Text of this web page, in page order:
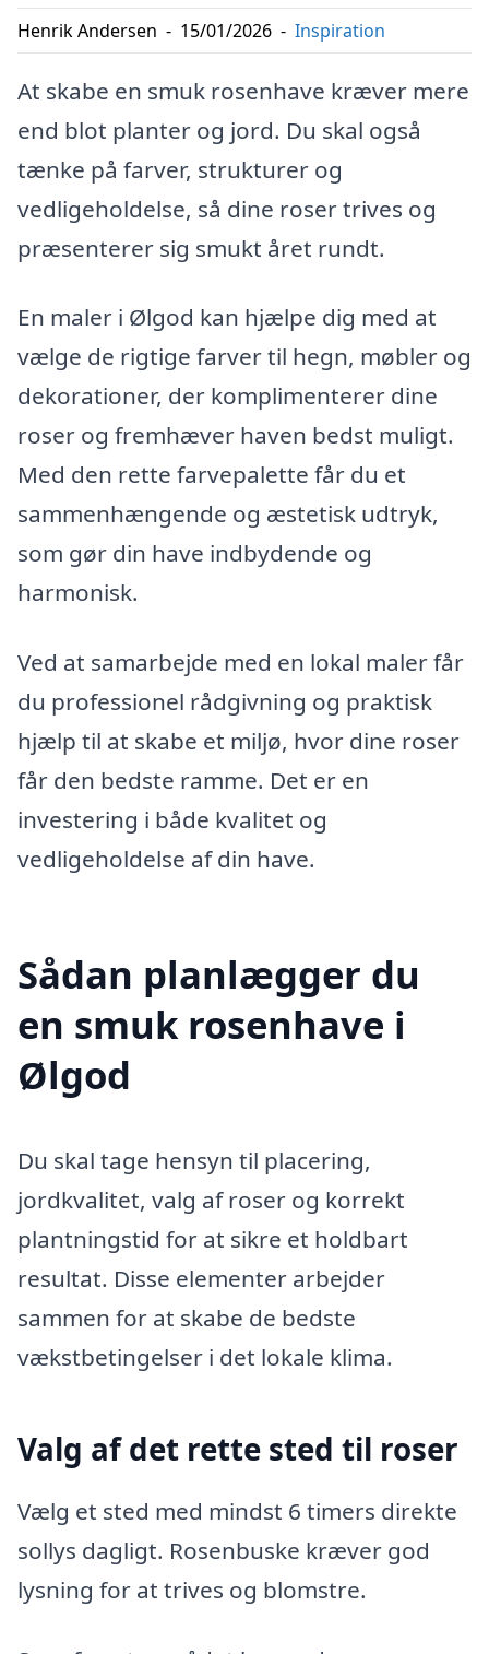
Henrik Andersen - 15/01/2026 - Inspiration
At skabe en smuk rosenhave kræver mere
end blot planter og jord. Du skal også
tænke på farver, strukturer og
vedligeholdelse, så dine roser trives og
præsenterer sig smukt året rundt.
En maler i Ølgod kan hjælpe dig med at
vælge de rigtige farver til hegn, møbler og
dekorationer, der komplimenterer dine
roser og fremhæver haven bedst muligt.
Med den rette farvepalette får du et
sammenhængende og æstetisk udtryk,
som gør din have indbydende og
harmonisk.
Ved at samarbejde med en lokal maler får
du professionel rådgivning og praktisk
hjælp til at skabe et miljø, hvor dine roser
får den bedste ramme. Det er en
investering i både kvalitet og
vedligeholdelse af din have.
Sådan planlægger du
en smuk rosenhave i
Ølgod
Du skal tage hensyn til placering,
jordkvalitet, valg af roser og korrekt
plantningstid for at sikre et holdbart
resultat. Disse elementer arbejder
sammen for at skabe de bedste
vækstbetingelser i det lokale klima.
Valg af det rette sted til roser
Vælg et sted med mindst 6 timers direkte
sollys dagligt. Rosenbuske kræver god
lysning for at trives og blomstre.